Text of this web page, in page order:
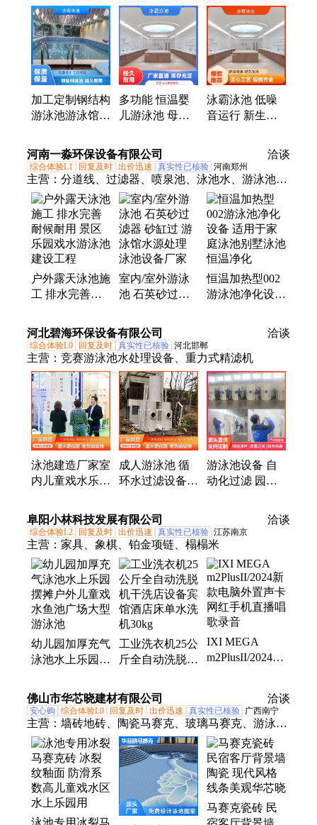
滑梯池、游泳馆、浴缸浴池、钢化玻璃、植物成分、
游泳设备、婴儿趴圈、泳灞婴儿、婴儿腋下圈、中岛
全透明、钢架胶膜池、婴儿电子称、池浴缸洗澡缸、
冲浪气泡浴缸、洗澡盆洗澡机、浴缸冲浪泡泡、宝贝
坐圈婴儿、洗澡池洗澡盆、专用浴缸恒温、宠物缸亚
克力
加工定制钢结构
游泳池游泳馆训
夏季戏水水上乐
园
多功能 恒温婴
儿游泳池 母婴
全国接单定做
泳霸泳池 低噪
音运行 新生儿
河南一淼环保设备有限公司 洽谈
综合体验L1 回复及时 出价迅速 真实性已核验 河南郑州
主营： 分道线、过滤器、喷泉池、泳池水、游泳池、
泳池配件、泳池过滤、戏水玩具、泳池扶梯、泳池设
备、测余氯、消毒药剂、排水格栅、过滤沙缸、工程
设备、净水设备、循环设备、游乐玩具、水池扶手、
水下清洁、净化设备、过滤设备、过滤砂缸、循环水
泵、水寨滑梯
户外露天泳池施
工 排水完善耐
园戏水游泳池建
设工程
室内/室外游泳
池 石英砂过滤
馆水源处理 泳
池设备厂家
恒温加热型002
游泳池净化设备
别墅泳池恒温净
化
河北碧海环保设备有限公司 洽谈
综合体验L0 回复及时 真实性已核验 河北邯郸
主营： 竞赛游泳池水处理设备、重力式精滤机
泳池建造厂家室
内儿童戏水乐园
成人游泳池 循
环水过滤设备
自动化运行BB
系列
游泳池设备 自
动化过滤 园林
泡池水处理设备
阜阳小林科技发展有限公司 洽谈
综合体验L2 回复及时 出价迅速 真实性已核验 江苏南京
主营： 家具、象棋、铂金项链、榻榻米
幼儿园加厚充气
泳池水上乐园摆
鱼池广场大型游
泳池
工业洗衣机25公
斤全自动洗脱机
酒店床单水洗机
30kg
IXI MEGA
m2PlusII/2024新
歌录音
佛山市华芯晓建材有限公司 洽谈
安心购 综合体验L0 回复及时 出价迅速 真实性已核验 广西南宁
主营： 墙砖地砖、陶瓷马赛克、玻璃马赛克、游泳池
马赛克、泳池马赛克拼图、马赛克拼花、马赛克海豚
马赛克瓷砖 民